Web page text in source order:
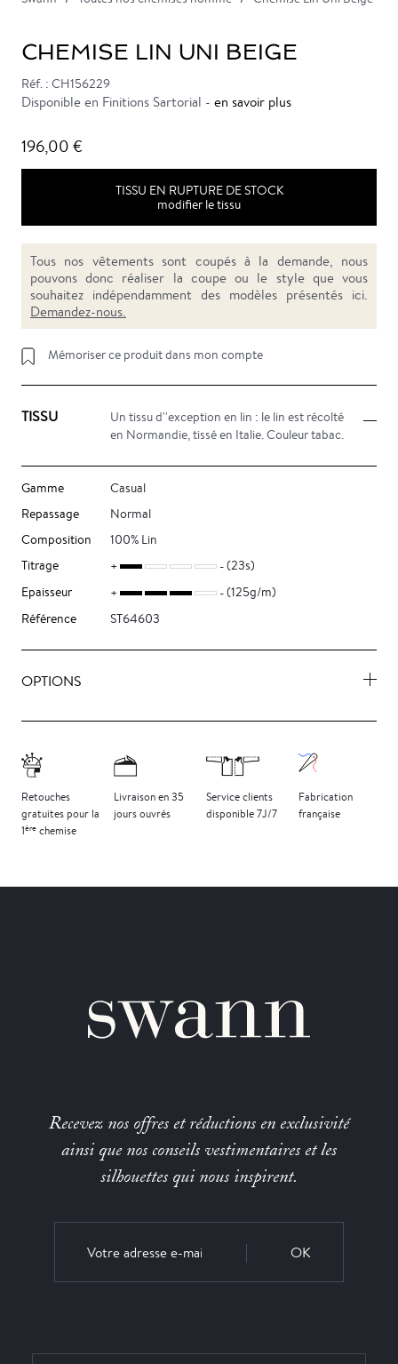
CHEMISE LIN UNI BEIGE
Réf. : CH156229
Disponible en Finitions Sartorial - en savoir plus
196,00 €
TISSU EN RUPTURE DE STOCK
modifier le tissu
Tous nos vêtements sont coupés à la demande, nous
pouvons donc réaliser la coupe ou le style que vous
souhaitez indépendamment des modèles présentés ici.
Demandez-nous.
Mémoriser ce produit dans mon compte
TISSU
Un tissu d''exception en lin : le lin est récolté
en Normandie, tissé en Italie. Couleur tabac.
Gamme
Casual
Repassage
Normal
Composition
100% Lin
Titrage
(23s)
Epaisseur
(125g/m)
Référence
ST64603
OPTIONS
Retouches
gratuites pour la
1ère chemise
Livraison en 35
jours ouvrés
Service clients
disponible 7J/7
Fabrication
française
Recevez nos offres et réductions en exclusivité
ainsi que nos conseils vestimentaires et les
silhouettes qui nous inspirent.
OK